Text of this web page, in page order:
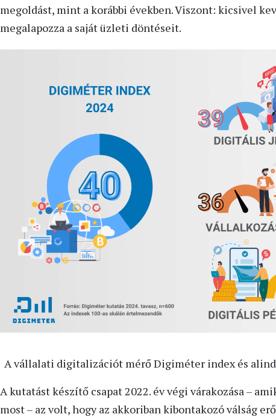
megoldást, mint a korábbi években. Viszont: kicsivel
megalapozza a saját üzleti döntéseit.
A vállalati digitalizációt mérő Digiméter index és
A kutatást készítő csapat 2022. év végi várakozása –
most – az volt, hogy az akkoriban kibontakozó válság